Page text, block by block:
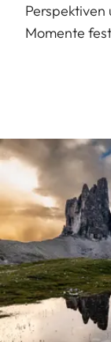
Perspektiven
Momente